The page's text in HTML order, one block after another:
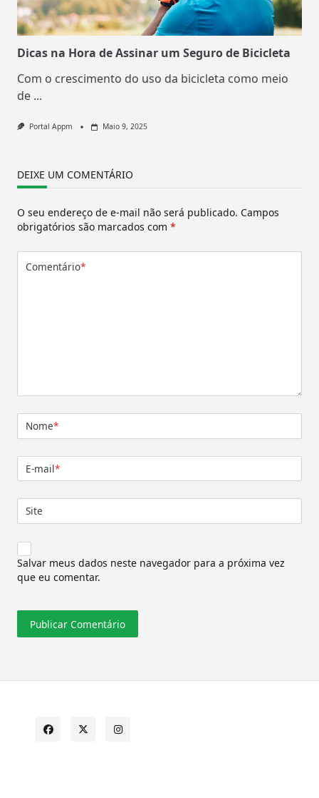
Dicas na Hora de Assinar um Seguro de Bicicleta
Com o crescimento do uso da bicicleta como meio
de ...
Portal Appm Maio 9, 2025
DEIXE UM COMENTÁRIO
O seu endereço de e-mail não será publicado. Campos
obrigatórios são marcados com *
Comentário*
Nome*
E-mail*
Site
Salvar meus dados neste navegador para a próxima vez
que eu comentar.